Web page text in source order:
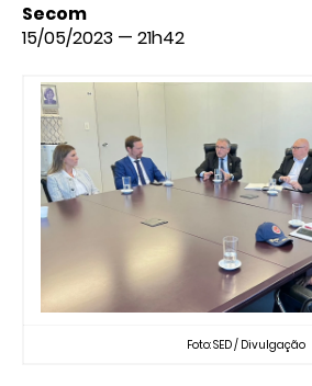
Secom
15/05/2023 — 21h42
Foto: SED / Divulgação